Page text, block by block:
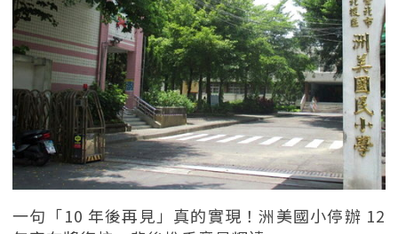
一句「10 年後再見」真的實現！洲美國小停辦 12